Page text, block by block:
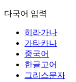
다국어 입력
히라가나
가타카나
중국어
한글고어
그리스문자